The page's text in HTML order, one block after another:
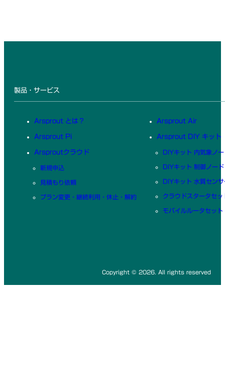
製品・サービス
Arsprout とは？
Arsprout Pi
Arsproutクラウド
新規申込
見積もり依頼
プラン変更・継続利用・休止・解約
Arsprout Air
Arsprout DIY キット
DIYキット 内気象ノー
DIYキット 制御ノード
DIYキット 水質センサ
クラウドスタータセッ
モバイルルータセット
Copyright © 2026. All rights reserved